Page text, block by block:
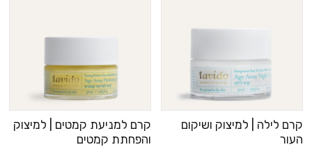
קרם לילה | למיצוק ושיקום
העור
קרם למניעת קמטים | למיצוק
והפחתת קמטים